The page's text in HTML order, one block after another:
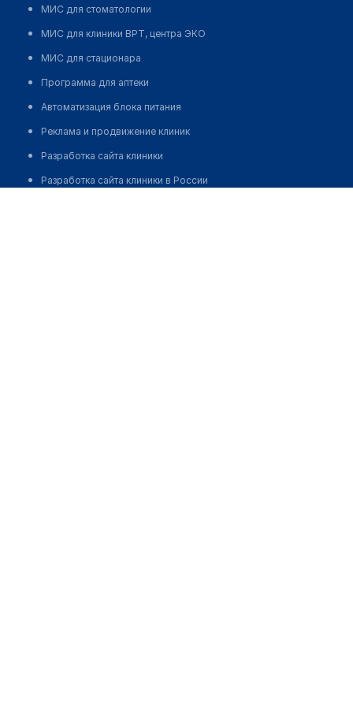
МИС для стоматологии
МИС для клиники ВРТ, центра ЭКО
МИС для стационара
Программа для аптеки
Автоматизация блока питания
Реклама и продвижение клиник
Разработка сайта клиники
Разработка сайта клиники в России